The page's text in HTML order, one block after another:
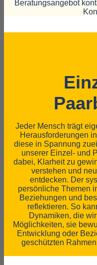
Beratungsangebot
Jeder Mensch trägt
Herausforderungen
diese in Spannung
unserer Einzel- und
dabei, Klarheit zu
verstehen und
entdecken. Der
persönliche Themen
Beziehungen und
reflektieren. So
Dynamiken, die
Möglichkeiten, sie
Entwicklung oder
geschützten